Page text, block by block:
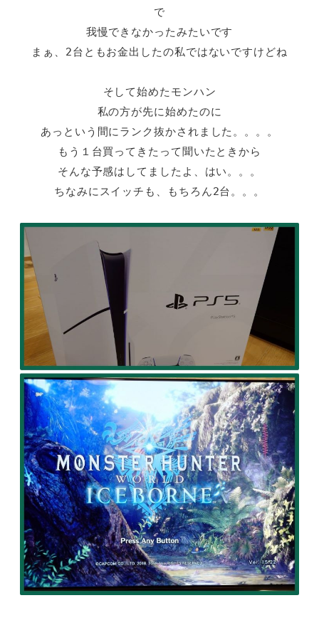
で
我慢できなかったみたいです
まぁ、2台ともお金出したの私ではないですけどね
そして始めたモンハン
私の方が先に始めたのに
あっという間にランク抜かされました。。。。
もう１台買ってきたって聞いたときから
そんな予感はしてましたよ、はい。。。
ちなみにスイッチも、もちろん2台。。。